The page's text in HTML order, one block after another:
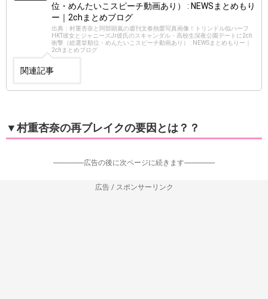
位・めんたいこスピーチ動画あり） : NEWSまとめもり
ー｜2chまとめブログ
出典：村重杏奈と阿部顕嵐の週刊文春熱愛写真画像！トリンドル似ハーフ
HKT彼女とジャニーズJr彼氏のスキャンダル・高校生深夜公園デートに2ch
衝撃（総選挙順位・めんたいこスピーチ動画あり） : NEWSまとめもりー｜
2chまとめブログ
関連記事
▼村重杏奈の再ブレイクの要因とは？？
-----------------広告の後に次ページに続きます-----------------
広告 / スポンサーリンク